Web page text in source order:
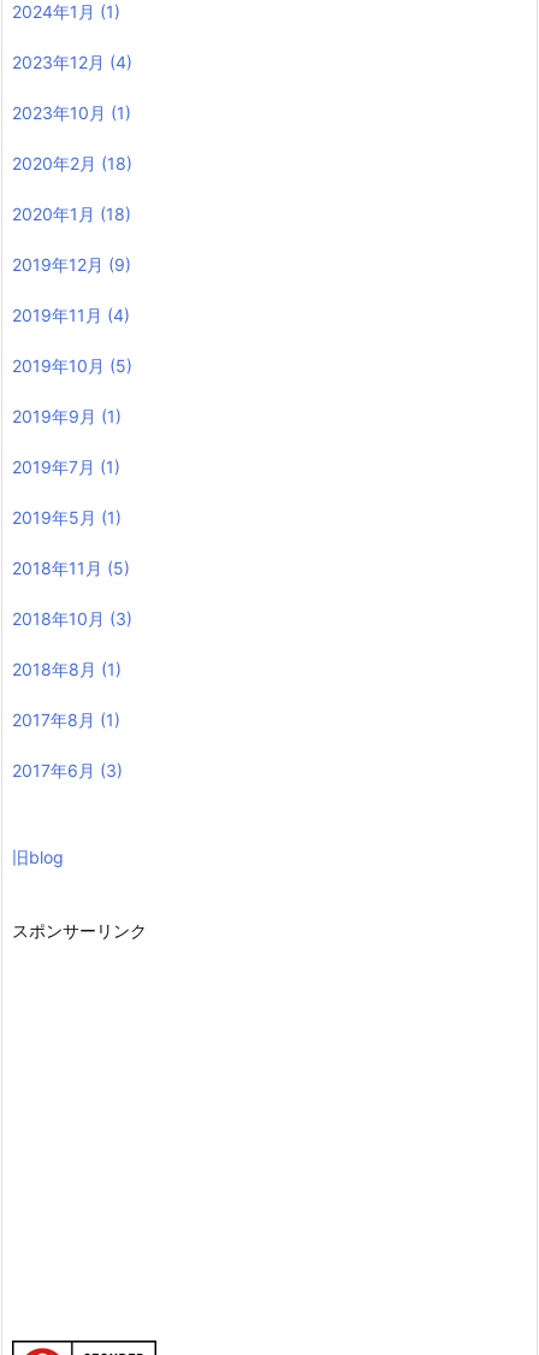
2024年1月 (1)
2023年12月 (4)
2023年10月 (1)
2020年2月 (18)
2020年1月 (18)
2019年12月 (9)
2019年11月 (4)
2019年10月 (5)
2019年9月 (1)
2019年7月 (1)
2019年5月 (1)
2018年11月 (5)
2018年10月 (3)
2018年8月 (1)
2017年8月 (1)
2017年6月 (3)
旧blog
スポンサーリンク